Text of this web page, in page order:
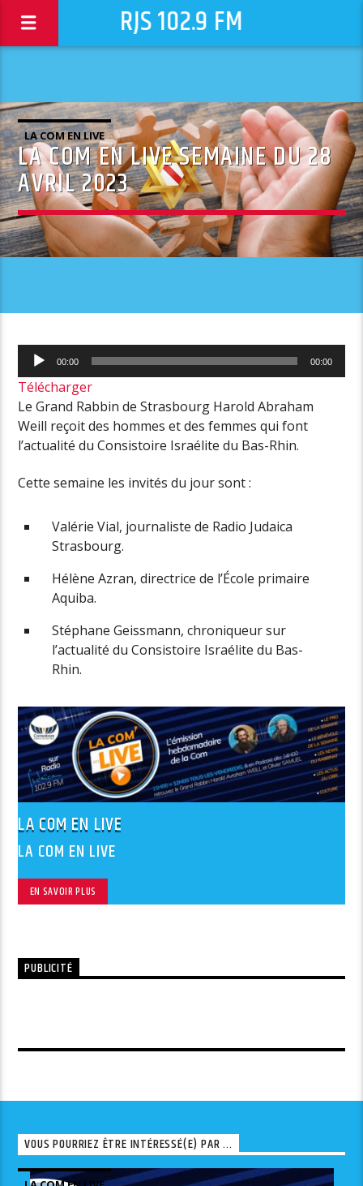
RJS 102.9 FM
LA COM EN LIVE
LA COM EN LIVE SEMAINE DU 28
AVRIL 2023
Lecteur
audio
00:00 00:00
Télécharger
Le Grand Rabbin de Strasbourg Harold Abraham
Weill reçoit des hommes et des femmes qui font
l’actualité du Consistoire Israélite du Bas-Rhin.
Cette semaine les invités du jour sont :
Valérie Vial, journaliste de Radio Judaica
Strasbourg.
Hélène Azran, directrice de l’École primaire
Aquiba.
Stéphane Geissmann, chroniqueur sur
l’actualité du Consistoire Israélite du Bas-
Rhin.
LA COM EN LIVE
LA COM EN LIVE
EN SAVOIR PLUS
PUBLICITÉ
VOUS POURRIEZ ÊTRE INTÉRESSÉ(E) PAR ...